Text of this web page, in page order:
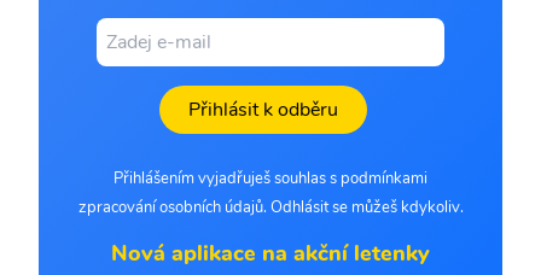
Přihlásit k odběru
Přihlášením vyjadřuješ souhlas s podmínkami
zpracování osobních údajů. Odhlásit se můžeš kdykoliv.
Nová aplikace na akční letenky